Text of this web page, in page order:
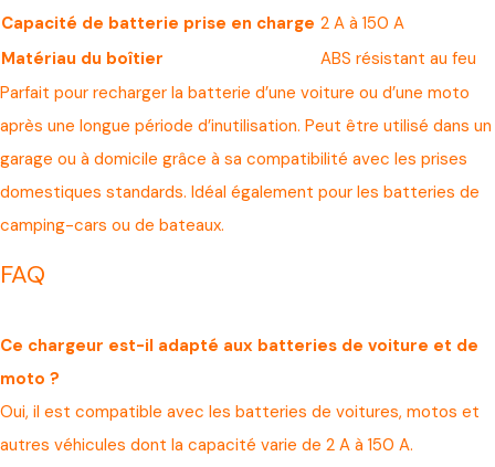
Capacité de batterie prise en charge 2 A à 150 A
Matériau du boîtier
ABS résistant au feu
Parfait pour recharger la batterie d’une voiture ou d’une moto
après une longue période d’inutilisation. Peut être utilisé dans un
garage ou à domicile grâce à sa compatibilité avec les prises
domestiques standards. Idéal également pour les batteries de
camping-cars ou de bateaux.
FAQ
Ce chargeur est-il adapté aux batteries de voiture et de
moto ?
Oui, il est compatible avec les batteries de voitures, motos et
autres véhicules dont la capacité varie de 2 A à 150 A.